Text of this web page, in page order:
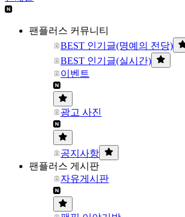
팬플러스 커뮤니티
BEST 인기글(명예의 전당)
BEST 인기글(실시간)
이벤트
광고 사진
공지사항
팬플러스 게시판
자유게시판